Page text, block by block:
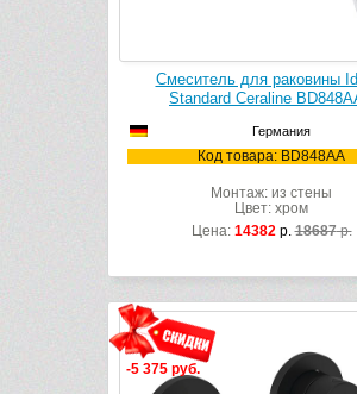
Смеситель для раковины
Standard Ceraline
Германия
Код товара: BD848AA
Монтаж: из стены
Цвет: хром
Цена: 14382р.18687р.
-5 375 руб.